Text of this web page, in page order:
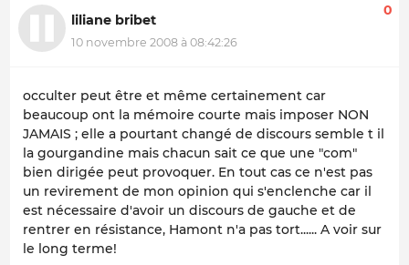
liliane bribet
10 novembre 2008 à 08:42:26
0
occulter peut être et même certainement car
beaucoup ont la mémoire courte mais imposer NON
JAMAIS ; elle a pourtant changé de discours semble t il
la gourgandine mais chacun sait ce que une "com"
bien dirigée peut provoquer. En tout cas ce n'est pas
un revirement de mon opinion qui s'enclenche car il
est nécessaire d'avoir un discours de gauche et de
rentrer en résistance, Hamont n'a pas tort...... A voir sur
le long terme!